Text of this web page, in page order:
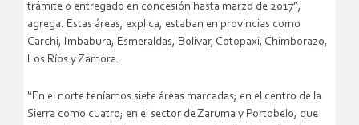
trámite o entregado en concesión hasta marzo de 2017”,
agrega. Estas áreas, explica, estaban en provincias como
Carchi, Imbabura, Esmeraldas, Bolivar, Cotopaxi, Chimborazo,
Los Ríos y Zamora.
“En el norte teníamos siete áreas marcadas; en el centro de la
Sierra como cuatro; en el sector de Zaruma y Portobelo, que